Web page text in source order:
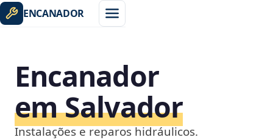
ENCANADOR
Encanador
em Salvador
Instalações e reparos hidráulicos.